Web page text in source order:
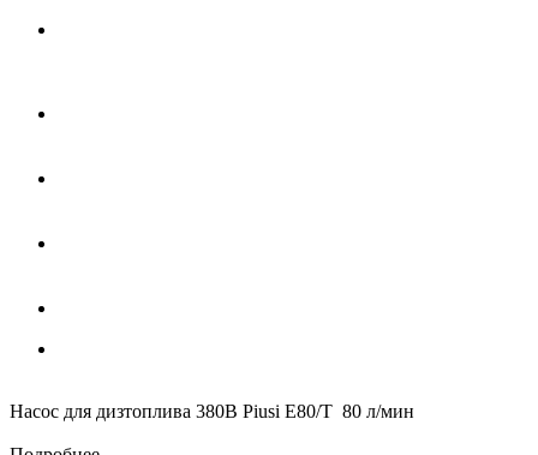
Насос для дизтоплива 380В Piusi E80/Т 80 л/мин